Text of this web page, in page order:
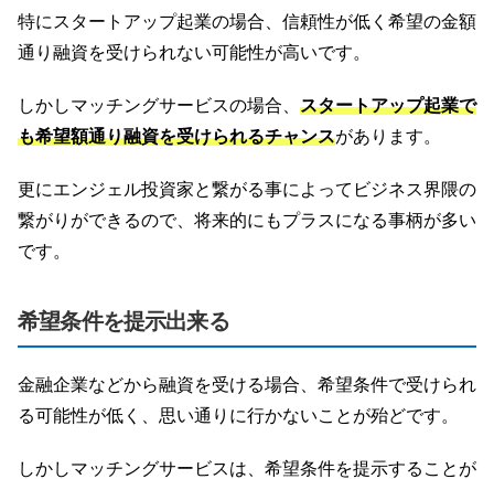
特にスタートアップ起業の場合、信頼性が低く希望の金額
通り融資を受けられない可能性が高いです。
しかしマッチングサービスの場合、 スタートアップ起業で
も希望額通り融資を受けられるチャンスがあります。
更にエンジェル投資家と繋がる事によってビジネス界隈の
繋がりができるので、将来的にもプラスになる事柄が多い
です。
希望条件を提示出来る
金融企業などから融資を受ける場合、希望条件で受けられ
る可能性が低く、思い通りに行かないことが殆どです。
しかしマッチングサービスは、希望条件を提示することが